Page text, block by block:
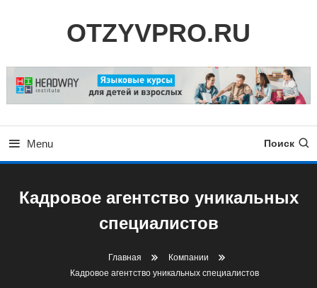
OTZYVPRO.RU
Menu Поиск
Кадровое агентство уникальных
специалистов
Главная
Компании
Кадровое агентство уникальных специалистов